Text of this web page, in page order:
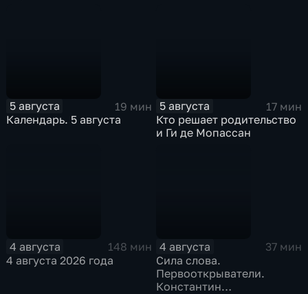
5 августа
19 мин
Календарь. 5 августа
5 августа
17 мин
Кто решает родительство
и Ги де Мопассан
4 августа
148 мин
4 августа 2026 года
4 августа
37 мин
Сила слова.
Первооткрыватели.
Константин